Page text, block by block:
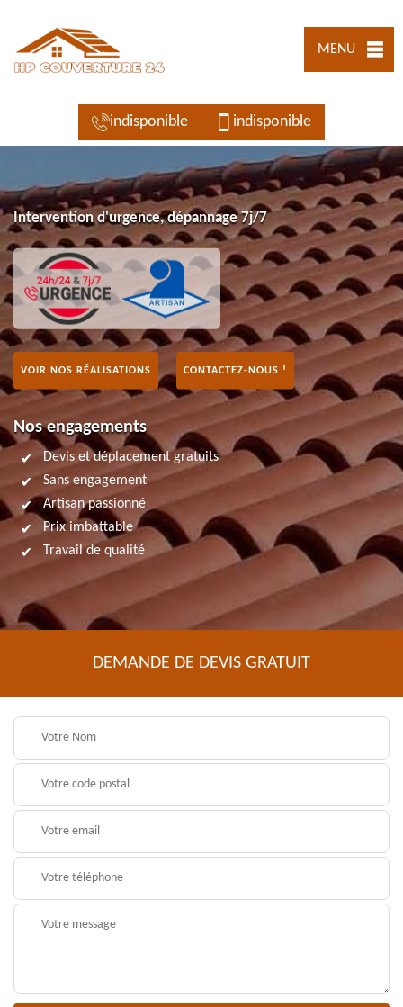
MENU
indisponible indisponible
Intervention d'urgence, dépannage 7j/7
VOIR NOS RÉALISATIONS CONTACTEZ-NOUS !
Nos engagements
Devis et déplacement gratuits
Sans engagement
Artisan passionné
Prix imbattable
Travail de qualité
DEMANDE DE DEVIS GRATUIT